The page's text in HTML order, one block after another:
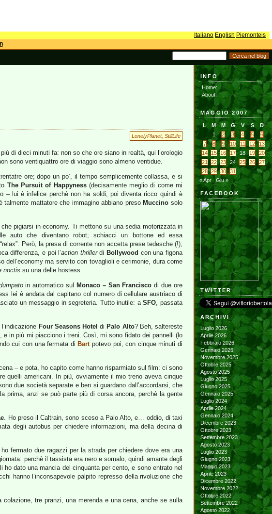
Italiano English Piemonteis
LonelyPlanet, StillLife
di dieci minuti fa: non so che ore siano in realtà, qui l’orologio
sono ventiquattro ore di viaggio sono almeno ventidue.
ore; dopo un po’, il tempo semplicemente collassa, e si
The Pursuit of Happyness(decisamente meglio di come mi
– lui è infelice perchè non ha soldi, poi diventa ricco quindi è
mattatore che immagino abbiano preso Muccino solo
pigiarsi in economy. Ti mettono su una sedia motorizzata in
auto che diventano robot; schiacci un bottone ed essa
Però, la presa di corrente non accetta prese tedesche (!);
differenza, e poi l’action thrillerdi Bollywood con una figona
ma servito con tovaglioli e cerimonie, dura come
noctis su una delle hostess.
in automatico sul Monaco – San Francisco di due ore
lei è andata dal capitano col numero di cellulare austriaco di
un messaggio in segreteria. Tutto inutile: aSFO, passata
Four Seasons Hotel di Palo Alto? Beh, saltereste
in più mi piacciono i treni. Così, mi sono fidato dei pannelli (lo
cui con una fermata di Bartpotevo poi, con cinque minuti di
– e pota, ho capito come hanno risparmiato sul film: ci sono
quelli americani. In più, ovviamente il mio treno aveva cinque
due società separate e ben si guardano dall’accordarsi, che
prima, anzi se può parte più di corsa ancora, perchè la gente
. Ho preso il Caltrain, sono sceso a Palo Alto, e… oddio, di taxi
degli autobus per chiedere informazioni, ma della decina di
fermato due ragazzi per la strada per chiedere dove era una
perchè il tassista era nero e somalo, quindi amante degli
ho dato una mancia del cinquanta per cento, e sono entrato nel
hanno l’inconsapevole palpito represso della rivoluzione che
tre pranzi, una merenda e una cena, anche se sulla
INFO
:Home:
:About:
MAGGIO 2007
L M M G V S
D
1
2 3 4 5
6
7
8 9 10 11 12
13
14
15 16 17 18 19
20
21
22 23 24 25 26
27
28
29 30
31
« Apr
Giu »
FACEBOOK
TWITTER
ARCHIVI
Luglio 2026
Aprile 2026
Febbraio 2026
Gennaio 2026
Novembre 2025
Ottobre 2025
Agosto 2025
Luglio 2025
Giugno 2025
Gennaio 2025
Luglio 2024
Aprile 2024
Gennaio 2024
Dicembre 2023
Ottobre 2023
Settembre 2023
Agosto 2023
Luglio 2023
Giugno 2023
Maggio 2023
Aprile 2023
Dicembre 2022
Novembre 2022
Ottobre 2022
Settembre 2022
Agosto 2022